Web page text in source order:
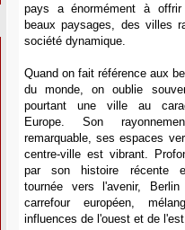
pays a énormément à
beaux paysages, des villes
société dynamique.
Quand on fait référence aux
du monde, on oublie
pourtant une ville au
Europe. Son
remarquable, ses espaces
centre-ville est vibrant.
par son histoire récente
tournée vers l'avenir,
carrefour européen,
influences de l'ouest et de